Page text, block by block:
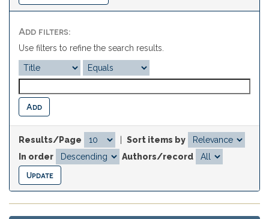
Add filters:
Use filters to refine the search results.
Results/Page
Sort items by
In order
Authors/record